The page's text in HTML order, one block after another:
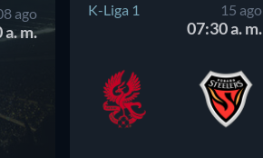
ago
m.
K-Liga 1 15 ago
07:30 a. m.